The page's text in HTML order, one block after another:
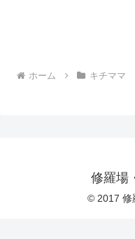
ホーム キチママ
修羅場
© 2017 修